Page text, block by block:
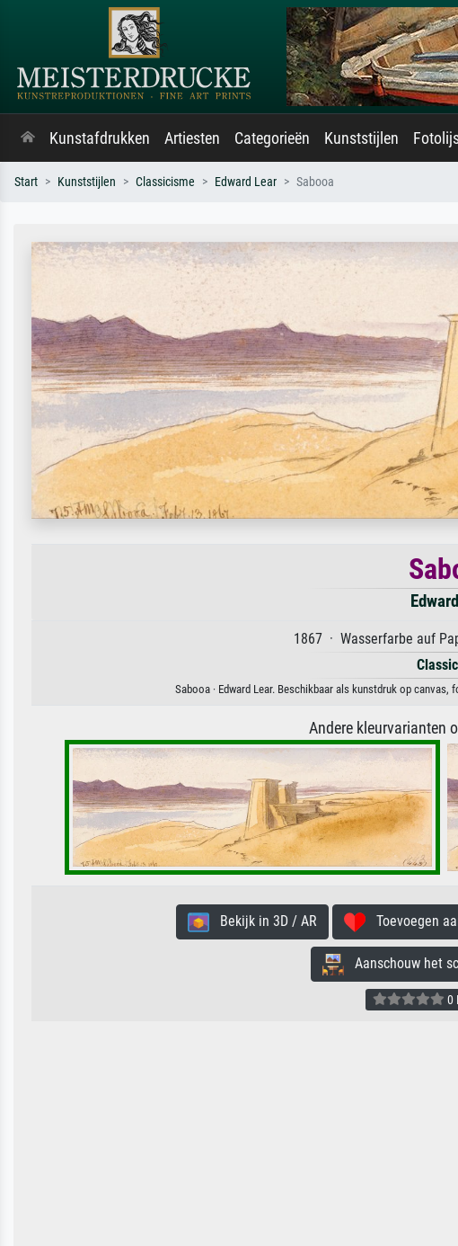
Kunstafdrukken Artiesten Categorieën Kunststijlen
Start Kunststijlen Classicisme Edward Lear Sabooa
1867 · Wasserfarbe auf
Sabooa · Edward Lear. Beschikbaar als kunstdruk op
Andere kleurvarianten
Bekijk in 3D / AR Toevoegen
Aanschouw het
0